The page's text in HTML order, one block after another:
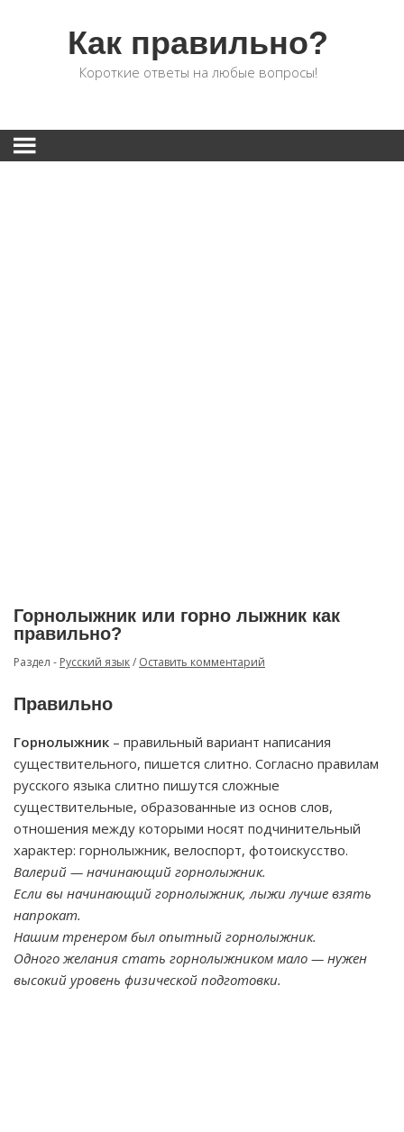
Как правильно?
Короткие ответы на любые вопросы!
Горнолыжник или горно лыжник как
правильно?
Раздел - Русский язык/ Оставить комментарий
Правильно
Горнолыжник – правильный вариант написания
существительного, пишется слитно. Согласно правилам
русского языка слитно пишутся сложные
существительные, образованные из основ слов,
отношения между которыми носят подчинительный
характер: горнолыжник, велоспорт, фотоискусство.
Валерий — начинающий горнолыжник.
Если вы начинающий горнолыжник, лыжи лучше взять
напрокат.
Нашим тренером был опытный горнолыжник.
Одного желания стать горнолыжником мало — нужен
высокий уровень физической подготовки.